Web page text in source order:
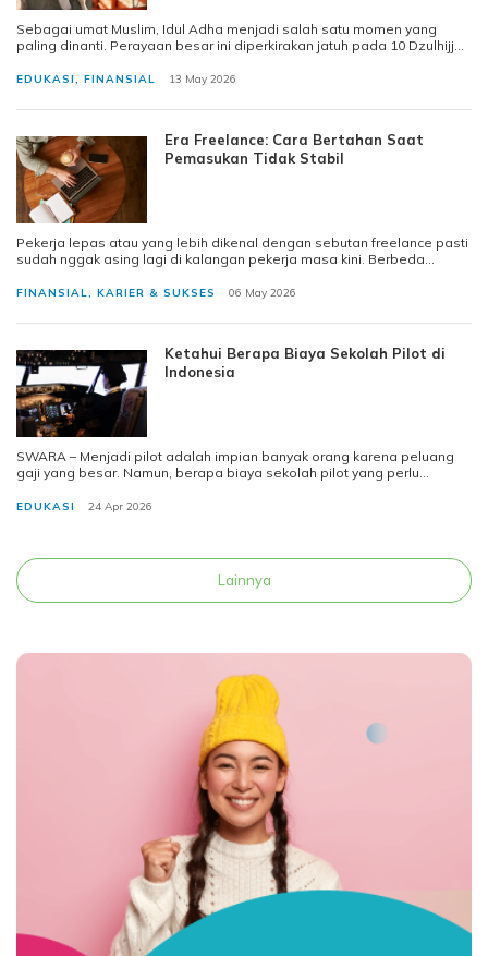
Sebagai umat Muslim, Idul Adha menjadi salah satu momen yang
paling dinanti. Perayaan besar ini diperkirakan jatuh pada 10 Dzulhijjah
EDUKASI, FINANSIAL 13 May 2026
Era Freelance: Cara Bertahan Saat
Pemasukan Tidak Stabil
Pekerja lepas atau yang lebih dikenal dengan sebutan freelance pasti
sudah nggak asing lagi di kalangan pekerja masa kini. Berbeda
FINANSIAL, KARIER & SUKSES 06 May 2026
Ketahui Berapa Biaya Sekolah Pilot di
Indonesia
SWARA – Menjadi pilot adalah impian banyak orang karena peluang
gaji yang besar. Namun, berapa biaya sekolah pilot yang perlu
EDUKASI 24 Apr 2026
Lainnya